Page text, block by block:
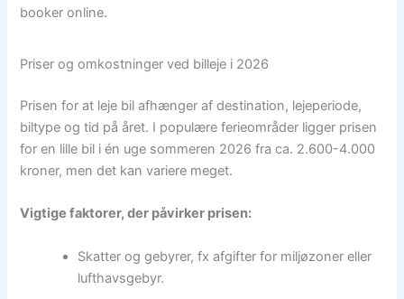
booker online.
Priser og omkostninger ved billeje i 2026
Prisen for at leje bil afhænger af destination, lejeperiode,
biltype og tid på året. I populære ferieområder ligger prisen
for en lille bil i én uge sommeren 2026 fra ca. 2.600-4.000
kroner, men det kan variere meget.
Vigtige faktorer, der påvirker prisen:
Skatter og gebyrer, fx afgifter for miljøzoner eller
lufthavsgebyr.